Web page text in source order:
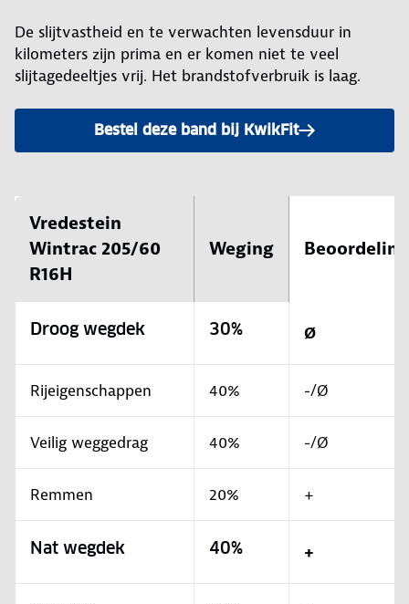
De slijtvastheid en te verwachten levensduur in
kilometers zijn prima en er komen niet te veel
slijtagedeeltjes vrij. Het brandstofverbruik is laag.
Bestel deze band bij KwikFit
Vredestein
Wintrac 205/60
R16H
Weging Beoordeling
Droog wegdek 30% Ø
Rijeigenschappen 40% -/Ø
Veilig weggedrag 40% -/Ø
Remmen 20% +
Nat wegdek 40% +